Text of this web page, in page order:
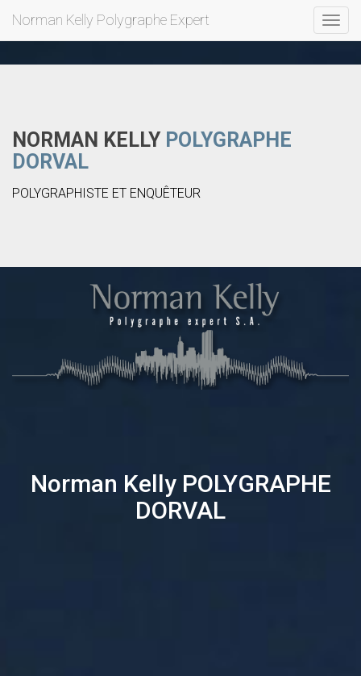
Norman Kelly Polygraphe Expert
NORMAN KELLY POLYGRAPHE
DORVAL
POLYGRAPHISTE ET ENQUÊTEUR
Norman KellyPOLYGRAPHE
DORVAL